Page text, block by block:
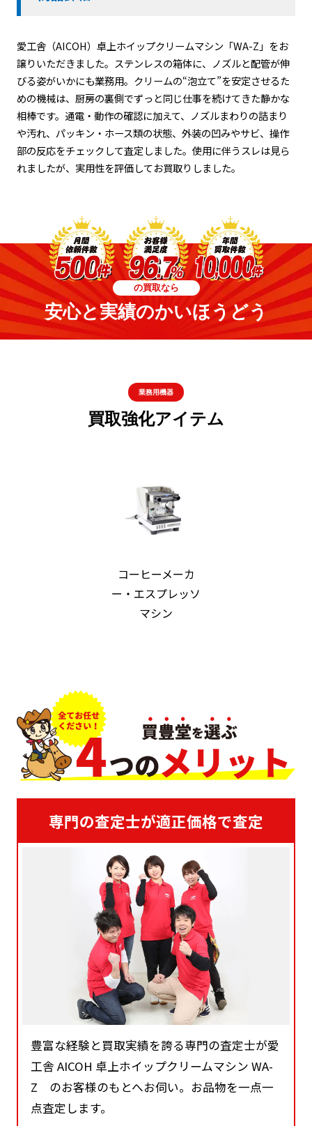
愛工舎（AICOH）卓上ホイップクリームマシン「WA-Z」をお
譲りいただきました。ステンレスの箱体に、ノズルと配管が伸
びる姿がいかにも業務用。クリームの“泡立て”を安定させるた
めの機械は、厨房の裏側でずっと同じ仕事を続けてきた静かな
相棒です。通電・動作の確認に加えて、ノズルまわりの詰まり
や汚れ、パッキン・ホース類の状態、外装の凹みやサビ、操作
部の反応をチェックして査定しました。使用に伴うスレは見ら
れましたが、実用性を評価してお買取りしました。
の買取なら
安心と実績のかいほうどう
業務用機器
買取強化アイテム
コーヒーメーカ
ー・エスプレッソ
マシン
専門の査定士が適正価格で査定
豊富な経験と買取実績を誇る専門の査定士が愛
工舎 AICOH 卓上ホイップクリームマシン WA-
Z のお客様のもとへお伺い。お品物を一点一
点査定します。